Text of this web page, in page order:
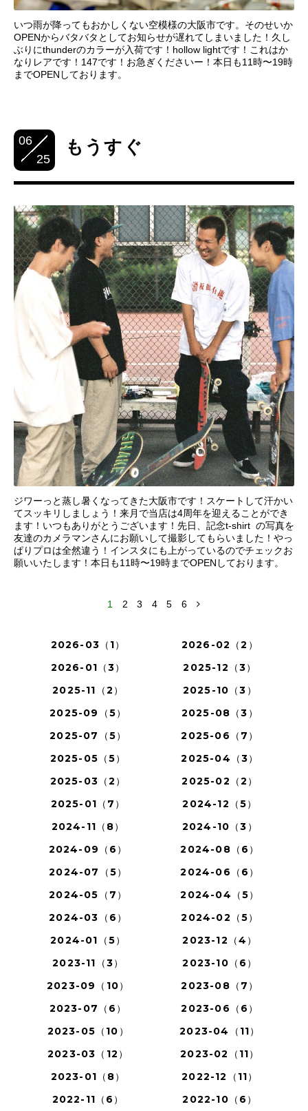
いつ雨が降ってもおかしくない空模様の大阪市です。そのせいか
OPENからバタバタとしてお知らせが遅れてしまいました！久し
ぶりにthunderのカラーが入荷です！hollow lightです！これはか
なりレアです！147です！お急ぎくださいー！本日も11時〜19時
までOPENしております。
06
25
もうすぐ
ジワーっと蒸し暑くなってきた大阪市です！スケートして汗かい
てスッキリしましょう！来月で当店は4周年を迎えることができ
ます！いつもありがとうございます！先日、記念t-shirt の写真を
友達のカメラマンさんにお願いして撮影してもらいました！やっ
ぱりプロは全然違う！インスタにも上がっているのでチェックお
願いいたします！本日も11時〜19時までOPENしております。
1 2 3 4 5 6
2026-03（1）
2026-02（2）
2026-01（3）
2025-12（3）
2025-11（2）
2025-10（3）
2025-09（5）
2025-08（3）
2025-07（5）
2025-06（7）
2025-05（5）
2025-04（3）
2025-03（2）
2025-02（2）
2025-01（7）
2024-12（5）
2024-11（8）
2024-10（3）
2024-09（6）
2024-08（6）
2024-07（5）
2024-06（6）
2024-05（7）
2024-04（5）
2024-03（6）
2024-02（5）
2024-01（5）
2023-12（4）
2023-11（3）
2023-10（6）
2023-09（10）
2023-08（7）
2023-07（6）
2023-06（6）
2023-05（10）
2023-04（11）
2023-03（12）
2023-02（11）
2023-01（8）
2022-12（11）
2022-11（6）
2022-10（6）